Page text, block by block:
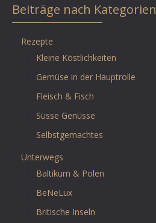
Beiträge nach Kategorien
Rezepte
Kleine Köstlichkeiten
Gemüse in der Hauptrolle
Fleisch & Fisch
Süsse Genüsse
Selbstgemachtes
Unterwegs
Baltikum & Polen
BeNeLux
Britische Inseln